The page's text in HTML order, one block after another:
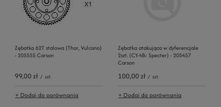
Zębatka 62T stalowa (Thor, Vulcano)
- 205555 Carson
99,00 zł / szt.
+ Dodaj do porównania
Zębatka atakująca w dyferencjale
2szt. (CY-4B; Specter) - 205457
Carson
100,00 zł / szt.
+ Dodaj do porównania